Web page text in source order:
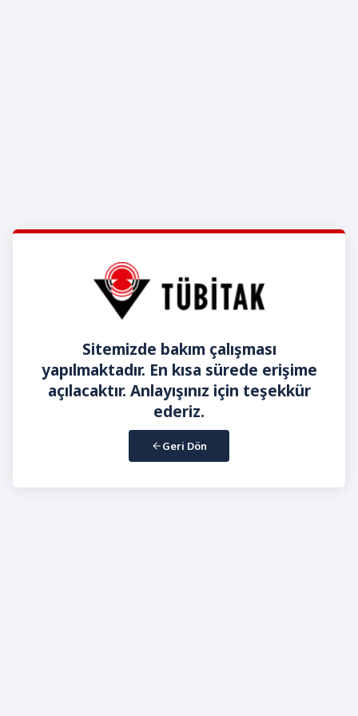
Sitemizde bakım çalışması
yapılmaktadır. En kısa sürede erişime
açılacaktır. Anlayışınız için teşekkür
ederiz.
Geri Dön